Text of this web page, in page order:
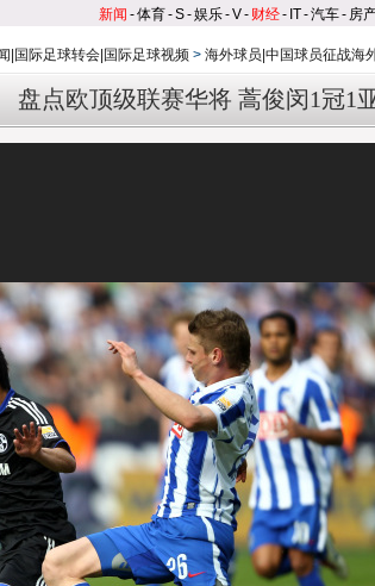
新闻 -体育-S-娱乐-V- 财经- IT-汽车- 房
|国际足球转会|国际足球视频 > 海外球员|中国球员征战海
盘点欧顶级联赛华将 蒿俊闵1冠1